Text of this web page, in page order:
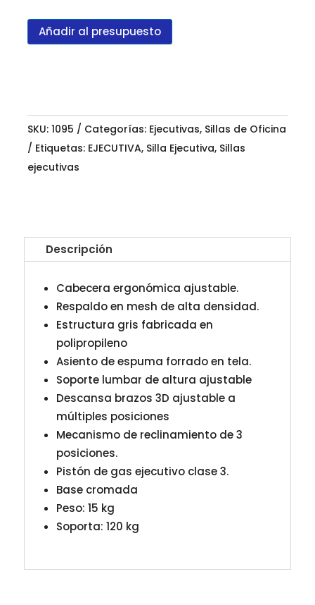
Gris
cantidad
Añadir al presupuesto
SKU: 1095 Categorías: Ejecutivas, Sillas de Oficina
Etiquetas: EJECUTIVA, Silla Ejecutiva, Sillas
ejecutivas
Descripción
Cabecera ergonómica ajustable.
Respaldo en mesh de alta densidad.
Estructura gris fabricada en
polipropileno
Asiento de espuma forrado en tela.
Soporte lumbar de altura ajustable
Descansa brazos 3D ajustable a
múltiples posiciones
Mecanismo de reclinamiento de 3
posiciones.
Pistón de gas ejecutivo clase 3.
Base cromada
Peso: 15 kg
Soporta: 120 kg